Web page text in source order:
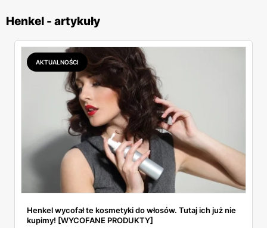
Henkel - artykuły
AKTUALNOŚCI
Henkel wycofał te kosmetyki do włosów. Tutaj ich już nie
kupimy! [WYCOFANE PRODUKTY]